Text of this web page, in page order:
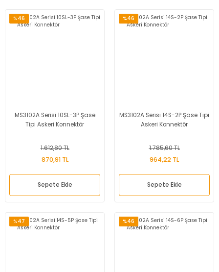
%46
MS3102A Serisi 10SL-3P Şase
Tipi Askeri Konnektör
1.612,80 TL
870,91 TL
Sepete Ekle
%46
MS3102A Serisi 14S-2P Şase Tipi
Askeri Konnektör
1.785,60 TL
964,22 TL
Sepete Ekle
%47 %46